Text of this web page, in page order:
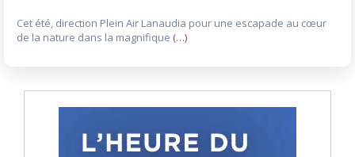
Cet été, direction Plein Air Lanaudia pour une escapade au cœur
de la nature dans la magnifique (…)